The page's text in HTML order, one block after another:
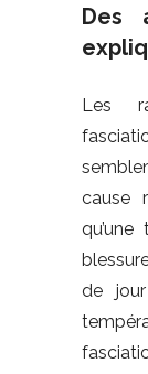
Des
Les
cause
de